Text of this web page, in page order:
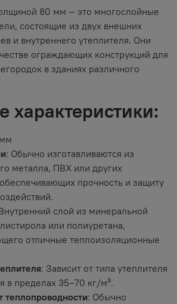
80 мм — это многослойные
состоящие из двух внешних
и внутреннего утеплителя. Они
ограждающих конструкций для
в зданиях различного
характеристики:
: Обычно изготавливаются из
металла, ПВХ или других
прочность и защиту
слой из минеральной
или полиуретана,
отличные теплоизоляционные
: Зависит от типа утеплителя
в пределах 35–70 кг/м³.
теплопроводности: Обычно